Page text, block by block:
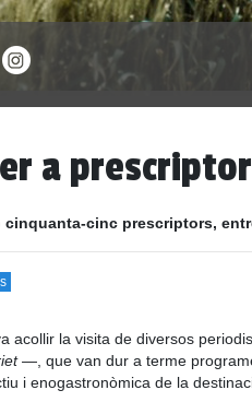
a
cinc prescriptors,
acollir la visita de diversos
—, que van dur a terme
i enogastronòmica de la